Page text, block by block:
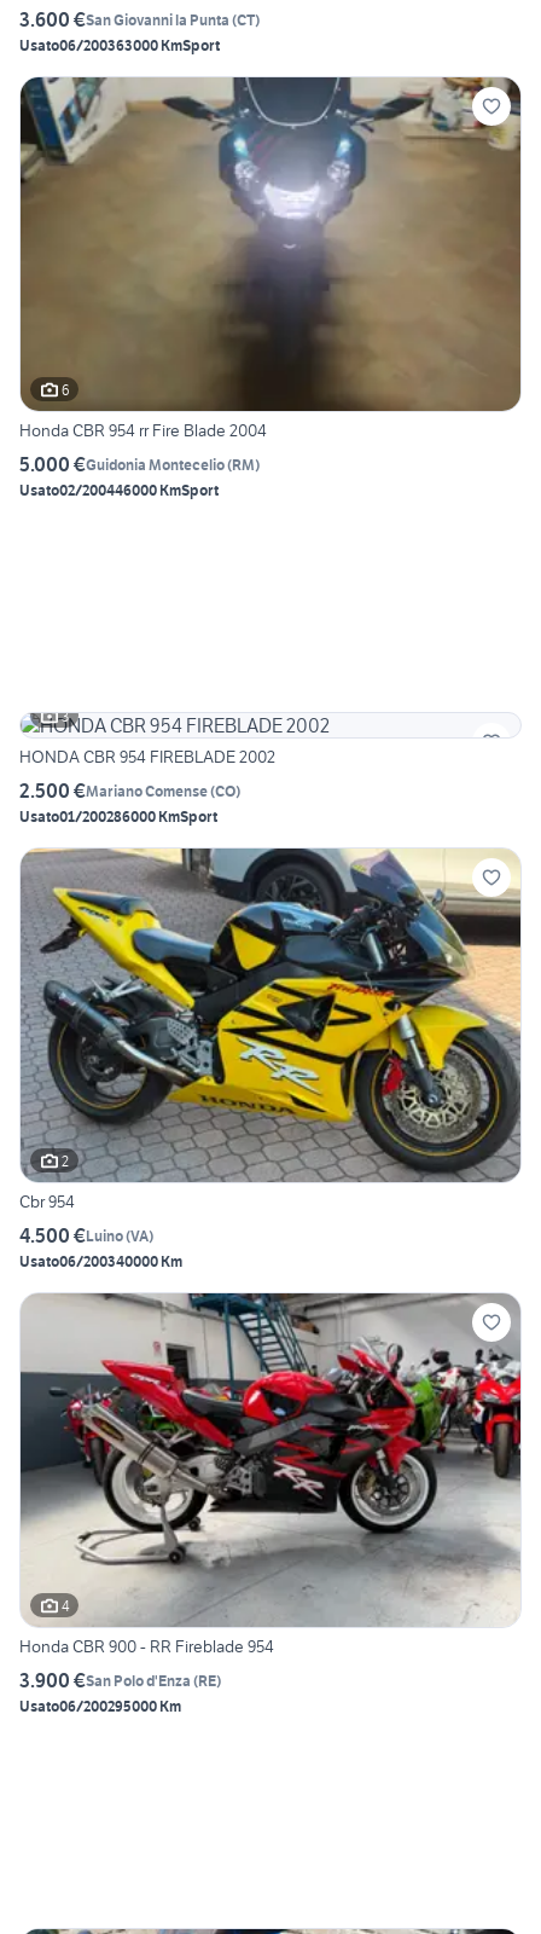
3.600 €San Giovanni la Punta (CT)
Usato06/200363000 KmSport
6
Honda CBR 954 rr Fire Blade 2004
5.000 €Guidonia Montecelio(RM)
Usato02/200446000 KmSport
3
HONDA CBR 954 FIREBLADE 2002
2.500 €Mariano Comense(CO)
Usato01/200286000 KmSport
2
Cbr 954
4.500 €Luino(VA)
Usato06/200340000 Km
4
Honda CBR 900 - RR Fireblade 954
3.900 €San Polo d'Enza (RE)
Usato06/200295000 Km